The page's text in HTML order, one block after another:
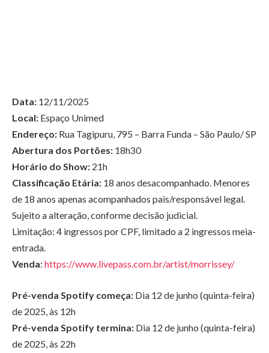
Data: 12/11/2025
Local: Espaço Unimed
Endereço: Rua Tagipuru, 795 – Barra Funda – São Paulo/ SP
Abertura dos Portões: 18h30
Horário do Show: 21h
Classificação Etária: 18 anos desacompanhado. Menores
de 18 anos apenas acompanhados pais/responsável legal.
Sujeito a alteração, conforme decisão judicial.
Limitação: 4 ingressos por CPF, limitado a 2 ingressos meia-
entrada.
Venda: https://www.livepass.com.br/artist/morrissey/
Pré-venda Spotify começa: Dia 12 de junho (quinta-feira)
de 2025, às 12h
Pré-venda Spotify termina: Dia 12 de junho (quinta-feira)
de 2025, às 22h